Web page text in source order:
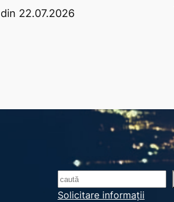
22.07.2026
S
e
Solicitare informații